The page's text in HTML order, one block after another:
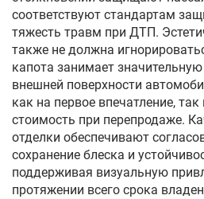
соответствуют стандартам
тяжесть травм при ДТП.
также не должна
капота занимает
внешней поверхности
как на первое впечатление,
стоимость при перепродаже.
отделки обеспечивают
сохранение блеска и
поддерживая визуальную
протяжении всего срока